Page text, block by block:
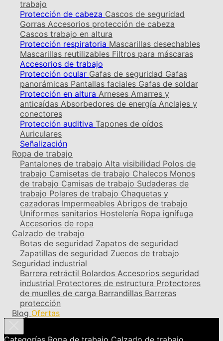
trabajo
Protección de cabeza Cascos de seguridad
Gorras Accesorios protección de cabeza
Cascos trabajo en altura
Protección respiratoria Mascarillas desechables
Mascarillas reutilizables Filtros para máscaras
Accesorios de trabajo
Protección ocular Gafas de seguridad Gafas
panorámicas Pantallas faciales Gafas de soldar
Protección en altura Arneses Amarres y
anticaídas Absorbedores de energía Anclajes y
conectores
Protección auditiva Tapones de oídos
Auriculares
Señalización
Ropa de trabajo
Pantalones de trabajo Alta visibilidad Polos de
trabajo Camisetas de trabajo Chalecos Monos
de trabajo Camisas de trabajo Sudaderas de
trabajo Polares de trabajo Chaquetas y
cazadoras Impermeables Abrigos de trabajo
Uniformes sanitarios Hostelería Ropa ignífuga
Accesorios de ropa
Calzado de trabajo
Botas de seguridad Zapatos de seguridad
Zapatillas de seguridad Zuecos de trabajo
Seguridad industrial
Barrera retráctil Bolardos Accesorios seguridad
industrial Protectores de estructura Protectores
de muelles de carga Barrandillas Barreras
protección
Blog Ofertas